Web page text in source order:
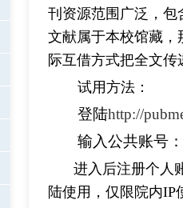
刊资源范围广泛，包
文献属于本校馆藏
际互借方式把全文传
试用方法：
登陆http://
输入公共账号：
进入后注册个人
陆使用，仅限院内IP